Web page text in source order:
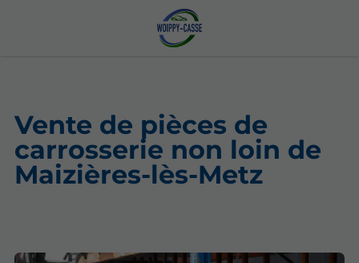
Vente de pièces de
carrosserie non loin de
Maizières-lès-Metz